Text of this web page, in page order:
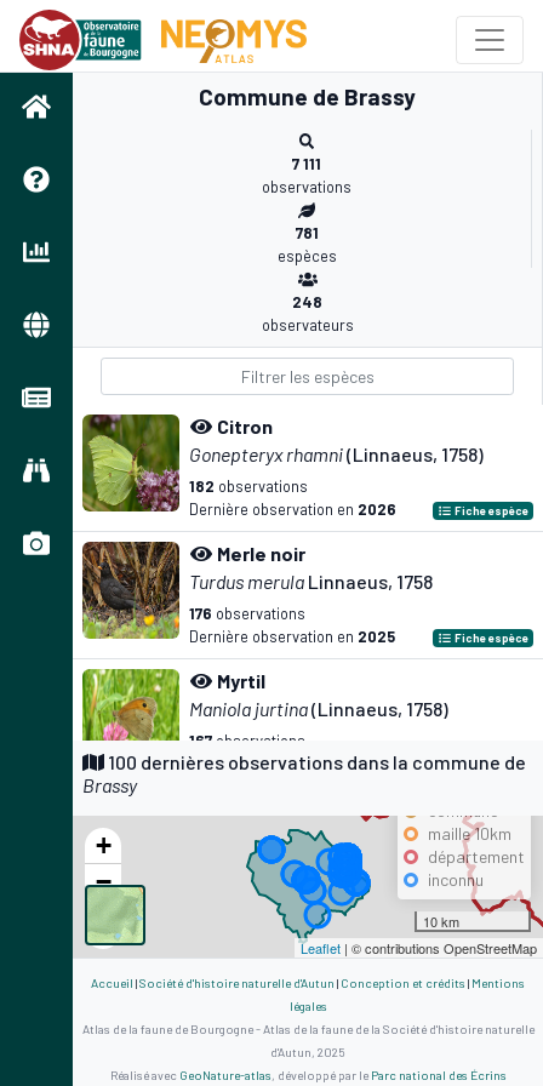
Commune de Brassy
7 111
observations
781
espèces
248
observateurs
Citron
Gonepteryx rhamni(Linnaeus, 1758)
182 observations
Dernière observation en 2026 Fiche espèce
Merle noir
Turdus merula Linnaeus, 1758
176 observations
Dernière observation en 2025 Fiche espèce
Myrtil
Maniola jurtina(Linnaeus, 1758)
167 observations
Dernière observation en2026 Fiche espèce
Fringilla coelebsLinnaeus, 1758
observations
Dernière observation en2025 Fiche espèce
Aphantopus hyperantus(Linnaeus, 1758)
Dernière observation en
Pigeon ramier
100 dernières observations dans la commune de
Brassy
+
−
Précision
maille 10km
département
inconnu
10 km
Leaflet | © contributions OpenStreetMap
Accueil |Société d'histoire naturelle d'Autun | Conception et crédits | Mentions
légales
Atlas de la faune de Bourgogne - Atlas de la faune de la Société d'histoire naturelle
d'Autun, 2025
Réalisé avec GeoNature-atlas, développé par le Parc national des Écrins